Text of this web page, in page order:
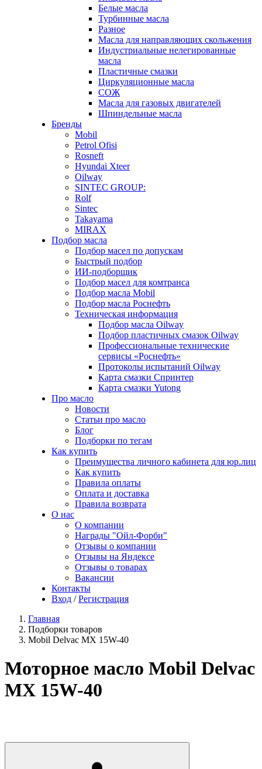
Белые масла
Турбинные масла
Разное
Масла для направляющих скольжения
Индустриальные нелегированные
масла
Пластичные смазки
Циркуляционные масла
СОЖ
Масла для газовых двигателей
Шпиндельные масла
Бренды
Mobil
Petrol Ofisi
Rosneft
Hyundai Xteer
Oilway
SINTEC GROUP:
Rolf
Sintec
Takayama
MIRAX
Подбор масла
Подбор масел по допускам
Быстрый подбор
ИИ-подборщик
Подбор масел для комтранса
Подбор масла Mobil
Подбор масла Роснефть
Техническая информация
Подбор масла Oilway
Подбор пластичных смазок Oilway
Профессиональные технические
сервисы «Роснефть»
Протоколы испытаний Oilway
Карта смазки Спринтер
Карта смазки Yutong
Про масло
Новости
Статьи про масло
Блог
Подборки по тегам
Как купить
Преимущества личного кабинета для юр.лиц
Как купить
Правила оплаты
Оплата и доставка
Правила возврата
О нас
О компании
Награды "Ойл-Форби"
Отзывы о компании
Отзывы на Яндексе
Отзывы о товарах
Вакансии
Контакты
Вход / Регистрация
Главная
Подборки товаров
Mobil Delvac MX 15W-40
Моторное масло Mobil Delvac
MX 15W-40